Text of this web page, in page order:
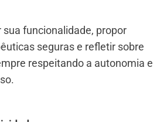
sua funcionalidade, propor
seguras e refletir sobre
respeitando a autonomia e